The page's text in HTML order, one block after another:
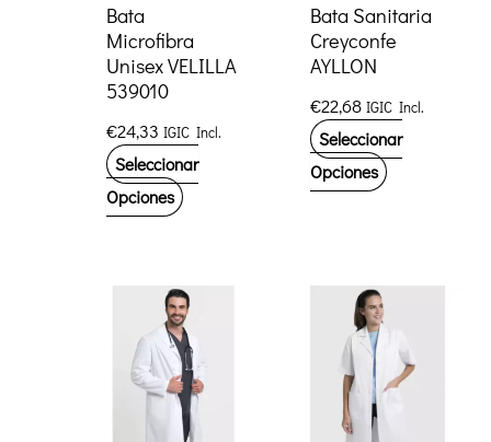
Bata
Microfibra
Unisex VELILLA
539010
€24,33 IGIC Incl.
Seleccionar
Opciones Este
múltiples
variantes.
Las
opciones
se
Bata Sanitaria
Creyconfe
AYLLON
€22,68 IGIC Incl.
Seleccionar
Opciones Este
opciones
se